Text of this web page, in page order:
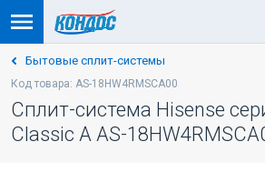
Бытовые сплит-системы
Код товара: AS-18HW4RMSCA00
Сплит-система Hisense
Classic A AS-